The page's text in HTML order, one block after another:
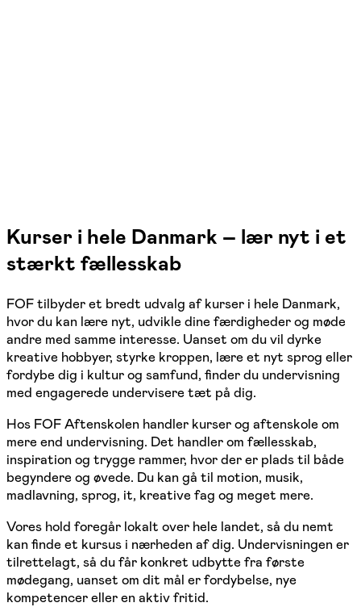
Kurser i hele Danmark – lær nyt i et
stærkt fællesskab
FOF tilbyder et bredt udvalg af kurser i hele Danmark,
hvor du kan lære nyt, udvikle dine færdigheder og møde
andre med samme interesse. Uanset om du vil dyrke
kreative hobbyer, styrke kroppen, lære et nyt sprog eller
fordybe dig i kultur og samfund, finder du undervisning
med engagerede undervisere tæt på dig.
Hos FOF Aftenskolen handler kurser og aftenskole om
mere end undervisning. Det handler om fællesskab,
inspiration og trygge rammer, hvor der er plads til både
begyndere og øvede. Du kan gå til motion, musik,
madlavning, sprog, it, kreative fag og meget mere.
Vores hold foregår lokalt over hele landet, så du nemt
kan finde et kursus i nærheden af dig. Undervisningen er
tilrettelagt, så du får konkret udbytte fra første
mødegang, uanset om dit mål er fordybelse, nye
kompetencer eller en aktiv fritid.